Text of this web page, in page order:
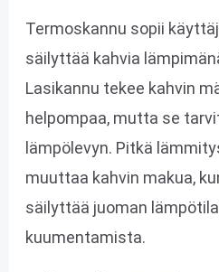
Termoskannu sopii
säilyttää kahvia
Lasikannu tekee kahvin
helpompaa, mutta se
lämpölevyn. Pitkä
muuttaa kahvin makua,
säilyttää juoman
kuumentamista.